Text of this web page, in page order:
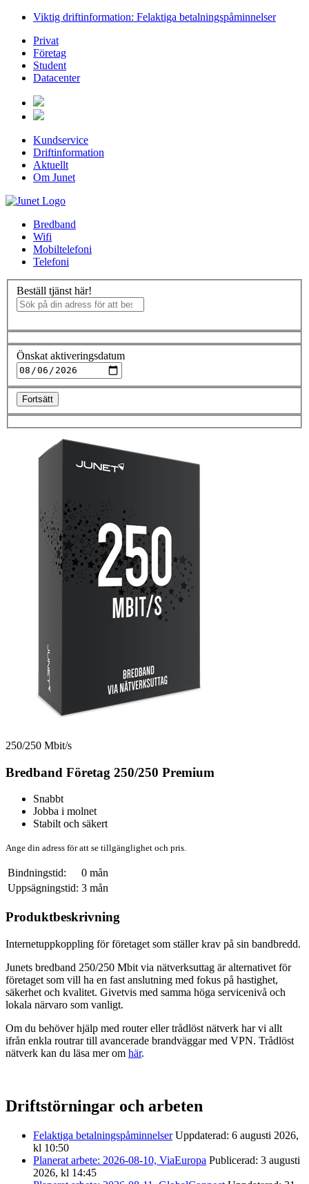
Viktig driftinformation: Felaktiga betalningspåminnelser
Privat
Företag
Student
Datacenter
Kundservice
Driftinformation
Aktuellt
Om Junet
Bredband
Wifi
Mobiltelefoni
Telefoni
Beställ tjänst här!
Önskat aktiveringsdatum
Fortsätt
250/250 Mbit/s
Bredband Företag 250/250 Premium
Snabbt
Jobba i molnet
Stabilt och säkert
Ange din adress för att se tillgänglighet och pris.
Bindningstid:
0 mån
Uppsägningstid: 3 mån
Produktbeskrivning
Internetuppkoppling för företaget som ställer krav på sin bandbredd.
Junets bredband 250/250 Mbit via nätverksuttag är alternativet för
företaget som vill ha en fast anslutning med fokus på hastighet,
säkerhet och kvalitet. Givetvis med samma höga servicenivå och
lokala närvaro som vanligt.
Om du behöver hjälp med router eller trådlöst nätverk har vi allt
ifrån enkla routrar till avancerade brandväggar med VPN. Trådlöst
nätverk kan du läsa mer om här.
Driftstörningar och arbeten
Felaktiga betalningspåminnelser Uppdaterad: 6 augusti 2026,
kl 10:50
Planerat arbete: 2026-08-10, ViaEuropa Publicerad: 3 augusti
2026, kl 14:45